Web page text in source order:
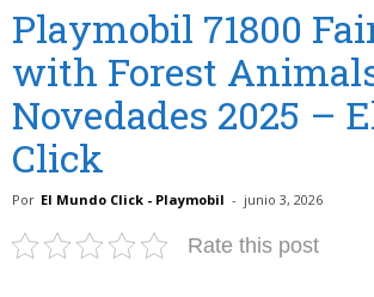
Playmobil 71800
with Forest
Novedades 2025 –
Click
Por El Mundo Click - Playmobil - junio 3, 2026
Rate this post